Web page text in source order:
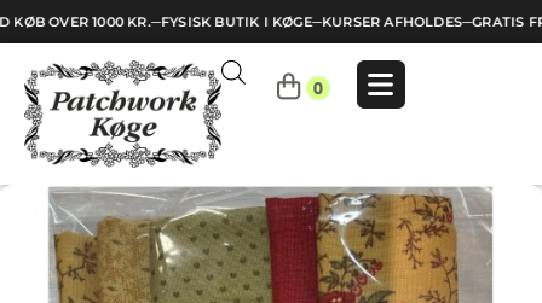
KØB OVER 1000 KR.─FYSISK BUTIK I KØGE─KURSER AFHOLDES─GRATIS
0
Indkøbskurv
Din
kurv
tom.